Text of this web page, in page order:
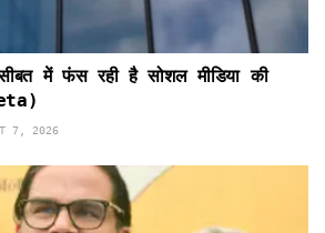
में फंस रही है सोशल मीडिया की
7, 2026